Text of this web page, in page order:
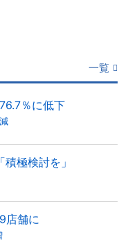
一覧
％に低下
極検討を」
店舗に